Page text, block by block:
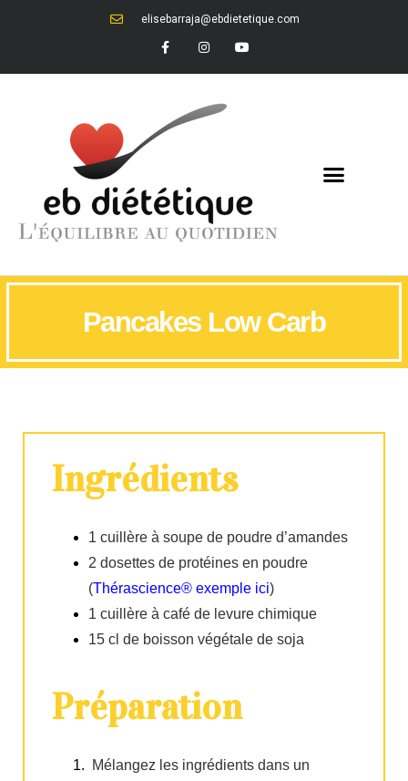
elisebarraja@ebdietetique.com
Pancakes Low Carb
Ingrédients
1 cuillère à soupe de poudre d’amandes
2 dosettes de protéines en poudre
(Thérascience® exemple ici)
1 cuillère à café de levure chimique
15 cl de boisson végétale de soja
Préparation
Mélangez les ingrédients dans un